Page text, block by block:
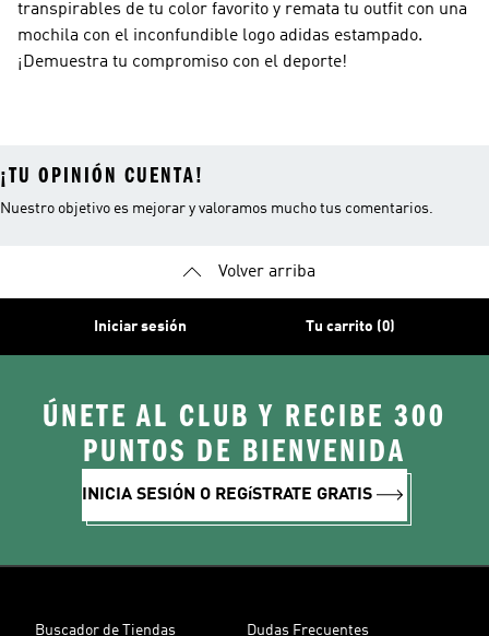
transpirables de tu color favorito y remata tu outfit con una
mochila con el inconfundible logo adidas estampado.
¡Demuestra tu compromiso con el deporte!
¡TU OPINIÓN CUENTA!
Nuestro objetivo es mejorar y valoramos mucho tus comentarios.
Volver arriba
Iniciar sesión Tu carrito (0)
ÚNETE AL CLUB Y RECIBE 300
PUNTOS DE BIENVENIDA
INICIA SESIÓN O REGíSTRATE GRATIS
Buscador de Tiendas Dudas Frecuentes